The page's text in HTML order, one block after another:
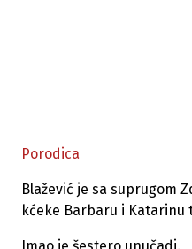
Porodica
Blažević je sa suprugom
kćeke Barbaru i Katarinu
Imao je šestero unučadi.